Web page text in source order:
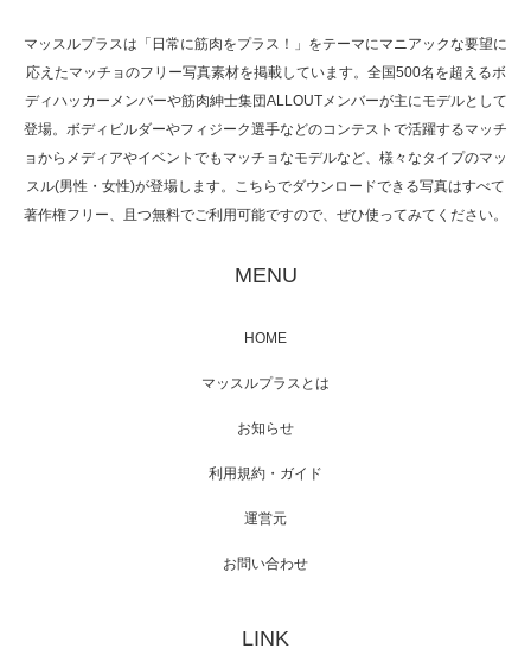
た（6/8放送）
映画「メカバース」舞台挨拶へマッスルプラ
【TV】NHK BS「COOL JAPAN 」にてマッス
マッスルプラスは「日常に筋肉をプラス！」をテーマにマニアックな要望に
応えたマッチョのフリー写真素材を掲載しています。全国500名を超えるボ
ディハッカーメンバーや筋肉紳士集団ALLOUTメンバーが主にモデルとして
登場。ボディビルダーやフィジーク選手などのコンテストで活躍するマッチ
ョからメディアやイベントでもマッチョなモデルなど、様々なタイプのマッ
スル(男性・女性)が登場します。こちらでダウンロードできる写真はすべて
著作権フリー、且つ無料でご利用可能ですので、ぜひ使ってみてください。
MENU
HOME
マッスルプラスとは
お知らせ
利用規約・ガイド
運営元
お問い合わせ
LINK